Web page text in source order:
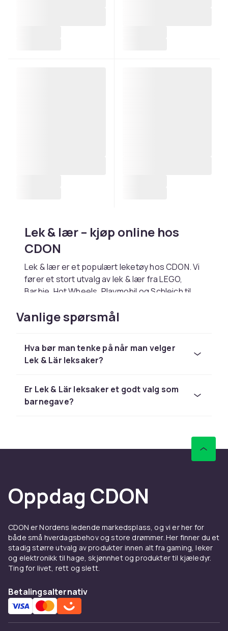
Lek & lær – kjøp online hos
CDON
Lek & lær er et populært leketøy hos CDON. Vi
fører et stort utvalg av lek & lær fra LEGO,
Barbie, Hot Wheels, Playmobil og Schleich til
Velg lek & lær basert på barnets alder og
rask levering og enkel retur.
Utforsk hele lekesortimentet hos CDON.
og Schleich til konkurransedyktige priser med
rask levering og enkel retur.
Hos CDON finner du lek & lær fra LEGO, Barbie
Sammenlign produkter og les
kundeanmeldelser for å finne beste leketøy. Vi
har et stort sortiment til alle budsjetter.
Hos CDON finner du lek & lær fra LEGO, Barbie
og Schleich til konkurransedyktige priser med
rask levering og enkel retur.
kundeanmeldelser for å finne beste leketøy. Vi
har et stort sortiment til alle budsjetter.
Hos CDON finner du lek & lær fra LEGO, Barbie
Vanlige spørsmål
Hva bør man tenke på når man velger
Lek & Lär leksaker?
Er Lek & Lär leksaker et godt valg som
barnegave?
Oppdag CDON
CDON er Nordens ledende markedsplass, og vi er her for
både små hverdagsbehov og store drømmer. Her finner du et
stadig større utvalg av produkter innen alt fra gaming, leker
og elektronikk til hage, skjønnhet og produkter til kjæledyr.
Ting for livet, rett og slett.
Betalingsalternativ